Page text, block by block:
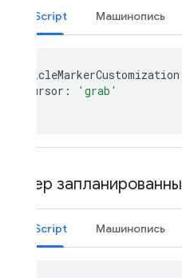
JavaScript Машинопись
vehicleMarkerCustomization
cursor :
'grab'
Пример
JavaScript Машинопись